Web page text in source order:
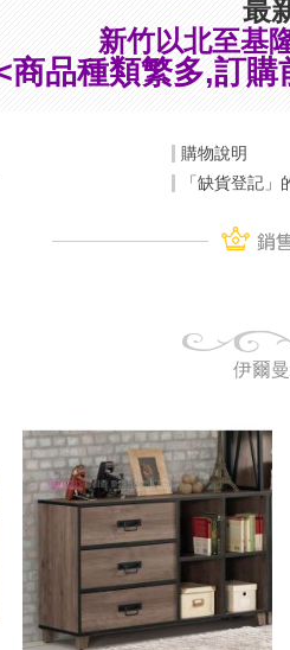
最
新竹以北至基
商品種類繁多,訂
購物說明
「缺貨登記」
伊爾